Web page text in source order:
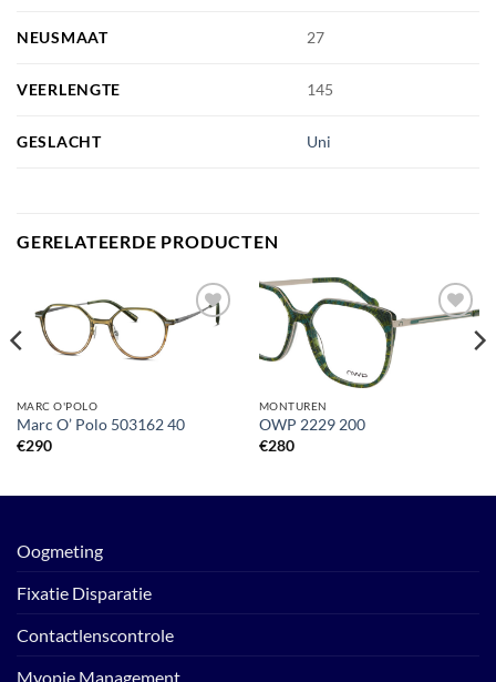
NEUSMAAT 27
VEERLENGTE 145
GESLACHT Uni
GERELATEERDE PRODUCTEN
Toevoegen
MARC O'POLO
Marc O’ Polo 503162 40
€290
MONTUREN
OWP 2229 200
€280
Oogmeting
Fixatie Disparatie
Contactlenscontrole
Myopie Management